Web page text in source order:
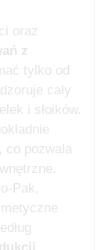
oraz
z
tylko od
cały
i słoików.
co pozwala
Pak,